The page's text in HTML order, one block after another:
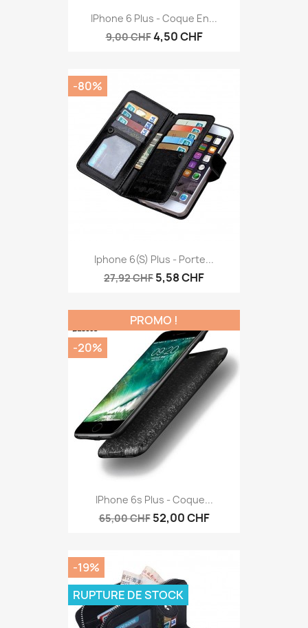
IPhone 6 Plus - Coque En...
9,00 CHF4,50 CHF
Iphone 6(s) Plus - Porte...
27,92 CHF 5,58 CHF
-80%
IPhone 6s Plus - Coque...
65,00 CHF 52,00 CHF
PROMO !
-20%
-19%
RUPTURE DE STOCK